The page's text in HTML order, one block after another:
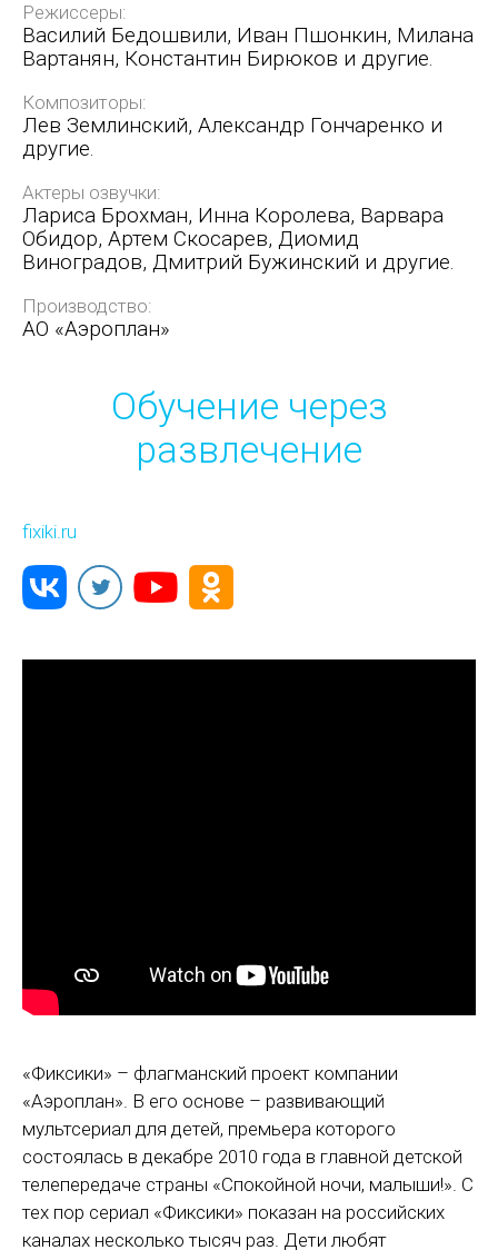
Режиссеры:
Василий Бедошвили, Иван Пшонкин, Милана
Вартанян, Константин Бирюков и другие.
Композиторы:
Лев Землинский, Александр Гончаренко и
другие.
Актеры озвучки:
Лариса Брохман, Инна Королева, Варвара
Обидор, Артем Скосарев, Диомид
Виноградов, Дмитрий Бужинский и другие.
Производство:
АО «Аэроплан»
Обучение через
развлечение
fixiki.ru
«Фиксики» – флагманский проект компании
«Аэроплан». В его основе – развивающий
мультсериал для детей, премьера которого
состоялась в декабре 2010 года в главной детской
телепередаче страны «Спокойной ночи, малыши!». С
тех пор сериал «Фиксики» показан на российских
каналах несколько тысяч раз. Дети любят